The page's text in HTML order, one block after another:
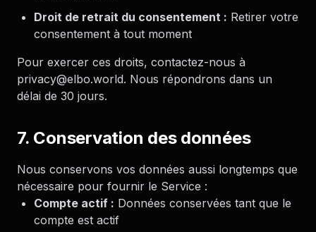
Droit de retrait du consentement : Retirer votre
consentement à tout moment
Pour exercer ces droits, contactez-nous à
privacy@elbo.world. Nous répondrons dans un
délai de 30 jours.
7. Conservation des données
Nous conservons vos données aussi longtemps que
nécessaire pour fournir le Service :
Compte actif : Données conservées tant que le
compte est actif